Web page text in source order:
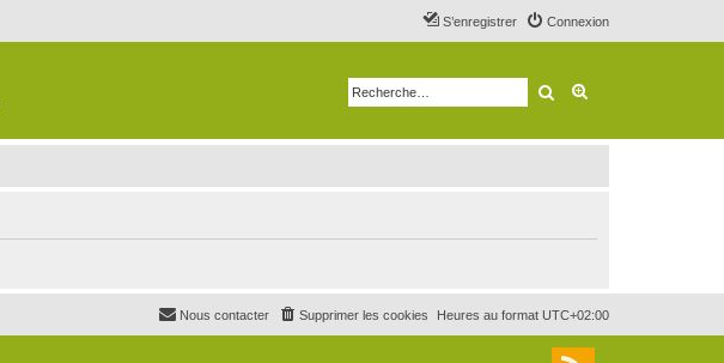
Connexion
S’enregistrer
Rechercher
Heures au format UTC+02:00
Supprimer les cookies
Nous contacter